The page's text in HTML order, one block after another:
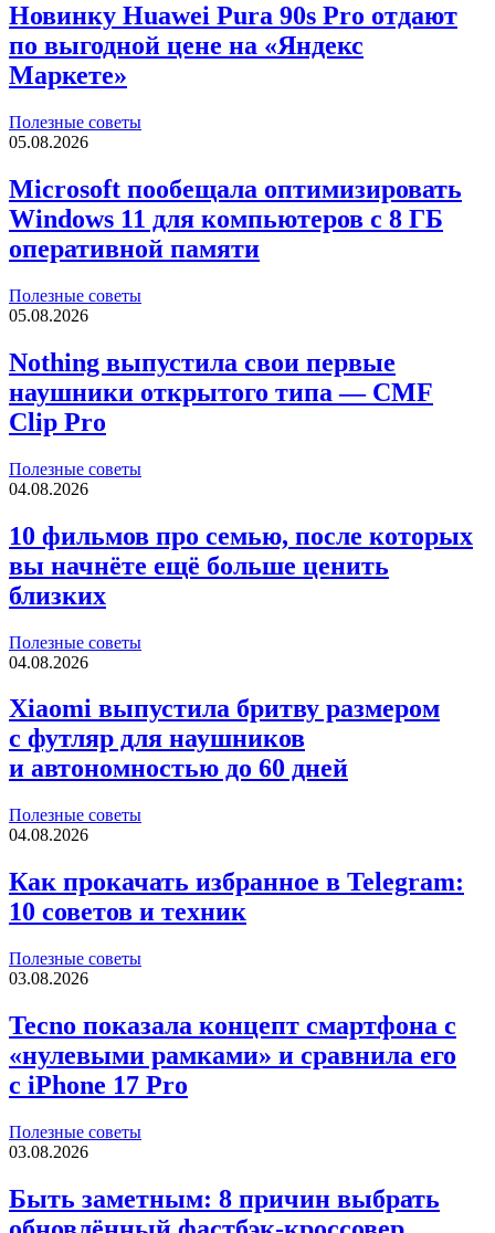
Новинку Huawei Pura 90s Pro отдают
по выгодной цене на «Яндекс
Маркете»
Полезные советы
05.08.2026
Microsoft пообещала оптимизировать
Windows 11 для компьютеров с 8 ГБ
оперативной памяти
Полезные советы
05.08.2026
Nothing выпустила свои первые
наушники открытого типа — CMF
Clip Pro
Полезные советы
04.08.2026
10 фильмов про семью, после которых
вы начнёте ещё больше ценить
близких
Полезные советы
04.08.2026
Xiaomi выпустила бритву размером
с футляр для наушников
и автономностью до 60 дней
Полезные советы
04.08.2026
Как прокачать избранное в Telegram:
10 советов и техник
Полезные советы
03.08.2026
Tecno показала концепт смартфона с
«нулевыми рамками» и сравнила его
с iPhone 17 Pro
Полезные советы
03.08.2026
Быть заметным: 8 причин выбрать